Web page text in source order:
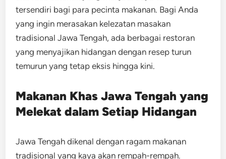
tersendiri bagi para pecinta makanan. Bagi Anda
yang ingin merasakan kelezatan masakan
tradisional Jawa Tengah, ada berbagai restoran
yang menyajikan hidangan dengan resep turun
temurun yang tetap eksis hingga kini.
Makanan Khas Jawa Tengah yang
Melekat dalam Setiap Hidangan
Jawa Tengah dikenal dengan ragam makanan
tradisional yang kaya akan rempah-rempah.